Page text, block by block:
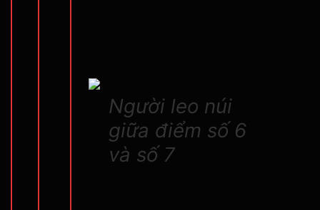
Người leo núi
giữa điểm số 6
và số 7